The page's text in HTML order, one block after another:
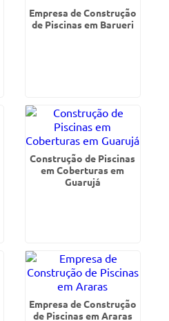
Empresa de Construção
de Piscinas em Barueri
Construção de Piscinas
em Coberturas em
Guarujá
Empresa de Construção
de Piscinas em Araras